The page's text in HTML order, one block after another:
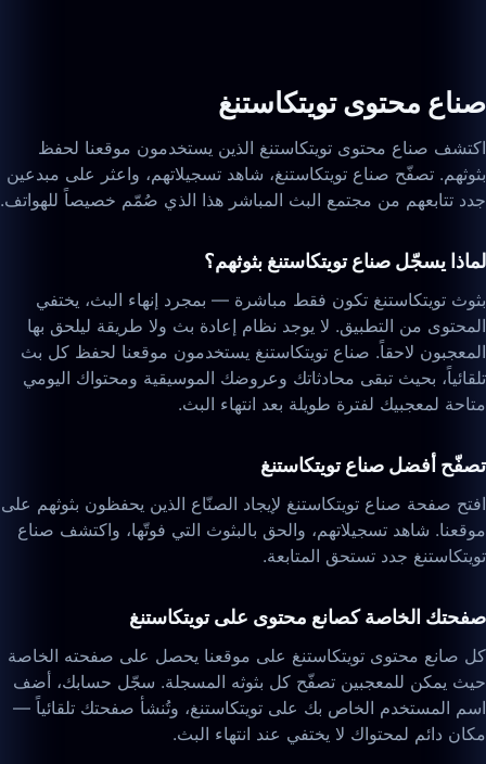
صناع محتوى تويتكاستنغ
اكتشف صناع محتوى تويتكاستنغ الذين يستخدمون موقعنا لحفظ
بثوثهم. تصفّح صناع تويتكاستنغ، شاهد تسجيلاتهم، واعثر على مبدعين
جدد تتابعهم من مجتمع البث المباشر هذا الذي صُمّم خصيصاً للهواتف.
لماذا يسجّل صناع تويتكاستنغ بثوثهم؟
بثوث تويتكاستنغ تكون فقط مباشرة — بمجرد إنهاء البث، يختفي
المحتوى من التطبيق. لا يوجد نظام إعادة بث ولا طريقة ليلحق بها
المعجبون لاحقاً. صناع تويتكاستنغ يستخدمون موقعنا لحفظ كل بث
تلقائياً، بحيث تبقى محادثاتك وعروضك الموسيقية ومحتواك اليومي
متاحة لمعجبيك لفترة طويلة بعد انتهاء البث.
تصفّح أفضل صناع تويتكاستنغ
افتح صفحة صناع تويتكاستنغ لإيجاد الصنّاع الذين يحفظون بثوثهم على
موقعنا. شاهد تسجيلاتهم، والحق بالبثوث التي فوتّها، واكتشف صناع
تويتكاستنغ جدد تستحق المتابعة.
صفحتك الخاصة كصانع محتوى على تويتكاستنغ
كل صانع محتوى تويتكاستنغ على موقعنا يحصل على صفحته الخاصة
حيث يمكن للمعجبين تصفّح كل بثوثه المسجلة. سجّل حسابك، أضف
اسم المستخدم الخاص بك على تويتكاستنغ، وتُنشأ صفحتك تلقائياً —
مكان دائم لمحتواك لا يختفي عند انتهاء البث.